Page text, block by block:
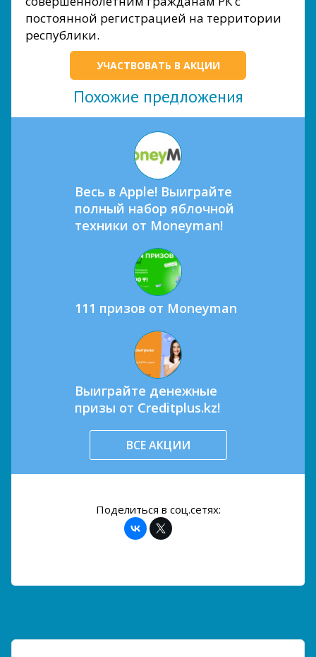
постоянной регистрацией на территории
республики.
УЧАСТВОВАТЬ В АКЦИИ
Похожие предложения
Весь в Apple! Выиграйте
полный набор яблочной
техники от Moneyman!
111 призов от Moneyman
Выиграйте денежные
призы от Creditplus.kz!
ВСЕ АКЦИИ
Поделиться в соц.сетях: